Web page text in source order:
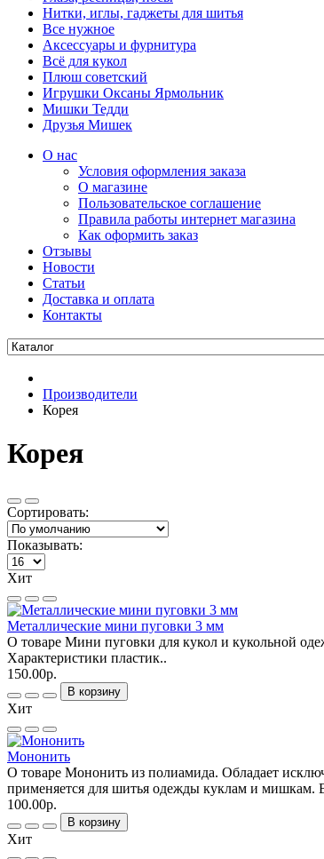
Нитки, иглы, гаджеты для шитья
Все нужное
Аксессуары и фурнитура
Всё для кукол
Плюш советский
Игрушки Оксаны Ярмольник
Мишки Тедди
Друзья Мишек
О нас
Условия оформления заказа
О магазине
Пользовательское соглашение
Правила работы интернет магазина
Как оформить заказ
Отзывы
Новости
Статьи
Доставка и оплата
Контакты
Производители
Корея
Корея
Сортировать:
Показывать:
Хит
Металлические мини пуговки 3 мм
О товаре Мини пуговки для кукол и кукольной
Характеристики пластик..
150.00р.
В корзину
Хит
Мононить
О товаре Мононить из полиамида. Обладает
применяется для шитья одежды куклам и мишкам.
100.00р.
В корзину
Хит